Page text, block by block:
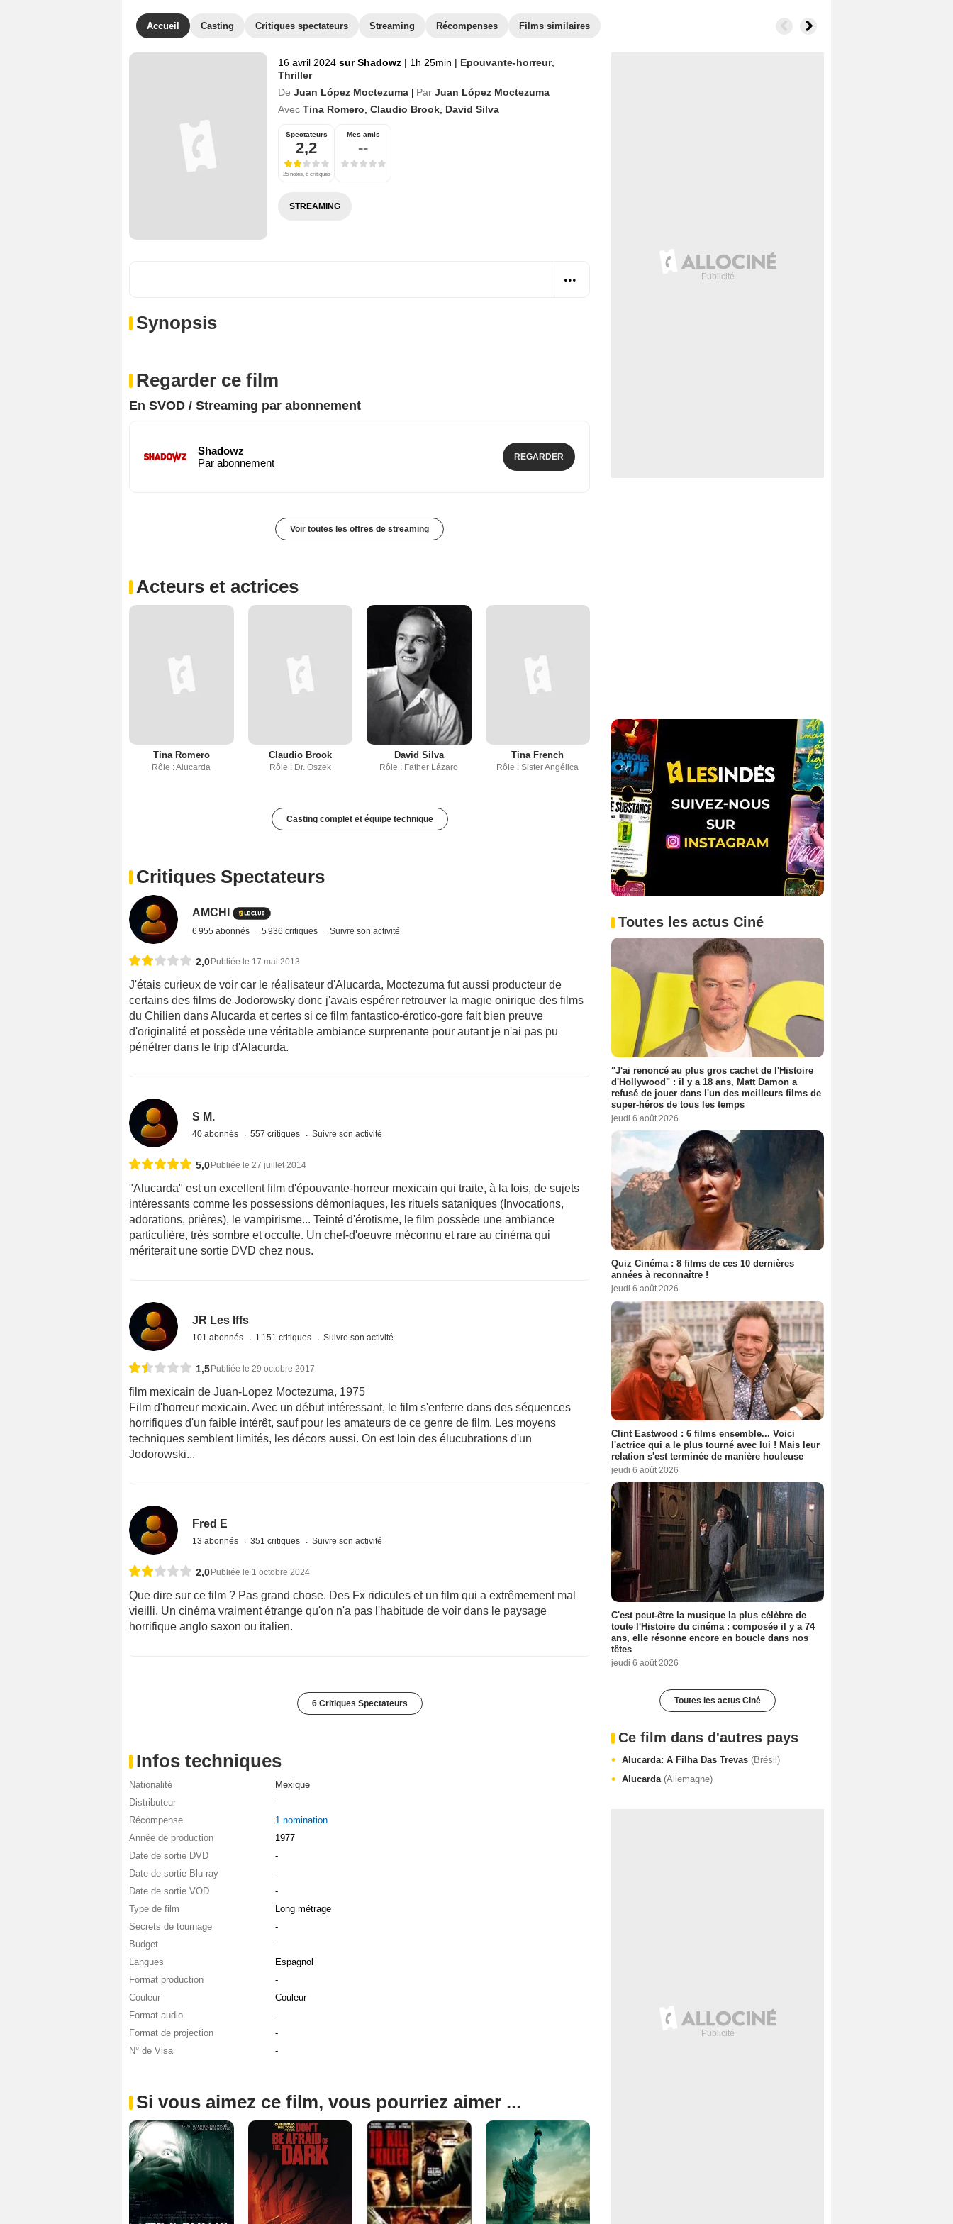
Accueil Casting Critiques spectateurs Streaming Récompenses Films similaires
16 avril 2024 sur Shadowz | 1h 25min | Epouvante-horreur,
Thriller
De Juan López Moctezuma Par Juan López Moctezuma
Avec Tina Romero Claudio Brook David Silva
Spectateurs
2,2
25 notes, 6 critiques
Mes amis
--
STREAMING
Synopsis
Regarder ce film
En SVOD / Streaming par abonnement
Shadowz
Par abonnement
REGARDER
Voir toutes les offres de streaming
Acteurs et actrices
Tina Romero
Rôle : Alucarda
Claudio Brook
Rôle : Dr. Oszek
David Silva
Rôle : Father Lázaro
Tina French
Rôle : Sister Angélica
Casting complet et équipe technique
Critiques Spectateurs
AMCHI
6 955 abonnés 5 936 critiques Suivre son activité
2,0 Publiée le 17 mai 2013
J'étais curieux de voir car le réalisateur d'Alucarda, Moctezuma fut aussi producteur de
certains des films de Jodorowsky donc j'avais espérer retrouver la magie onirique des films
du Chilien dans Alucarda et certes si ce film fantastico-érotico-gore fait bien preuve
d'originalité et possède une véritable ambiance surprenante pour autant je n'ai pas pu
pénétrer dans le trip d'Alacurda.
S M.
40 abonnés 557 critiques Suivre son activité
5,0 Publiée le 27 juillet 2014
"Alucarda" est un excellent film d'épouvante-horreur mexicain qui traite, à la fois, de sujets
intéressants comme les possessions démoniaques, les rituels sataniques (Invocations,
adorations, prières), le vampirisme... Teinté d'érotisme, le film possède une ambiance
particulière, très sombre et occulte. Un chef-d'oeuvre méconnu et rare au cinéma qui
mériterait une sortie DVD chez nous.
JR Les Iffs
101 abonnés 1 151 critiques Suivre son activité
1,5 Publiée le 29 octobre 2017
film mexicain de Juan-Lopez Moctezuma, 1975
Film d'horreur mexicain. Avec un début intéressant, le film s'enferre dans des séquences
horrifiques d'un faible intérêt, sauf pour les amateurs de ce genre de film. Les moyens
techniques semblent limités, les décors aussi. On est loin des élucubrations d'un
Jodorowski...
Fred E
13 abonnés 351 critiques Suivre son activité
2,0 Publiée le 1 octobre 2024
Que dire sur ce film ? Pas grand chose. Des Fx ridicules et un film qui a extrêmement mal
vieilli. Un cinéma vraiment étrange qu'on n'a pas l'habitude de voir dans le paysage
horrifique anglo saxon ou italien.
6 Critiques Spectateurs
Infos techniques
Nationalité
Mexique
Distributeur
-
Récompense
1 nomination
Année de production
1977
Date de sortie DVD
-
Date de sortie Blu-ray
-
Date de sortie VOD
-
Type de film
Long métrage
Secrets de tournage
-
Budget
-
Langues
Espagnol
Format production
-
Couleur
Couleur
Format audio
-
Format de projection
-
N° de Visa
-
Si vous aimez ce film, vous pourriez aimer ...
Toutes les actus Ciné
"J'ai renoncé au plus gros cachet de l'Histoire
d'Hollywood" : il y a 18 ans, Matt Damon a
refusé de jouer dans l'un des meilleurs films de
super-héros de tous les temps
jeudi 6 août 2026
Quiz Cinéma : 8 films de ces 10 dernières
années à reconnaître !
jeudi 6 août 2026
Clint Eastwood : 6 films ensemble... Voici
l'actrice qui a le plus tourné avec lui ! Mais leur
relation s'est terminée de manière houleuse
jeudi 6 août 2026
C'est peut-être la musique la plus célèbre de
toute l'Histoire du cinéma : composée il y a 74
ans, elle résonne encore en boucle dans nos
têtes
jeudi 6 août 2026
Toutes les actus Ciné
Ce film dans d'autres pays
Alucarda: A Filha Das Trevas (Brésil)
Alucarda (Allemagne)